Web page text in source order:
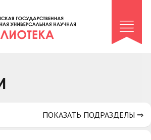
и сельдерей»
архив»
ПОКАЗАТЬ ПОДРАЗДЕЛЫ ⇒